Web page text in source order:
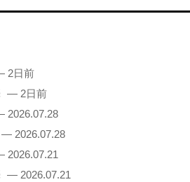
2日前
— 2日前
2026.07.28
— 2026.07.28
2026.07.21
— 2026.07.21